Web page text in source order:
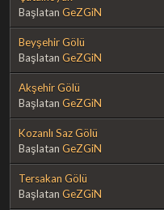
Başlatan GeZGiN
Beyşehir Gölü
Başlatan GeZGiN
Akşehir Gölü
Başlatan GeZGiN
Kozanlı Saz Gölü
Başlatan GeZGiN
Tersakan Gölü
Başlatan GeZGiN